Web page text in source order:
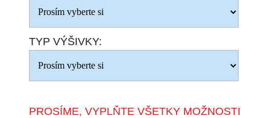
TYP VÝŠIVKY:
PROSÍME, VYPLŇTE VŠETKY MOŽNOSTI